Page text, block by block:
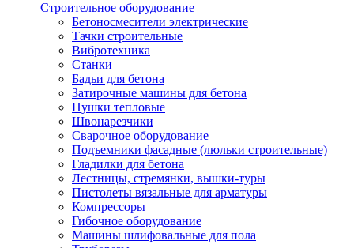
Строительное оборудование
Бетоносмесители электрические
Тачки строительные
Вибротехника
Станки
Бадьи для бетона
Затирочные машины для бетона
Пушки тепловые
Швонарезчики
Сварочное оборудование
Подъемники фасадные (люльки строительные)
Гладилки для бетона
Лестницы, стремянки, вышки-туры
Пистолеты вязальные для арматуры
Компрессоры
Гибочное оборудование
Машины шлифовальные для пола